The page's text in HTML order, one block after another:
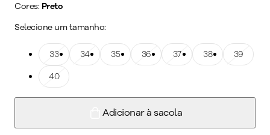
Cores: Preto
Selecione um tamanho:
Tamanho: 33
33Tamanho: 34
34Tamanho: 35
35Tamanho: 36
36Tamanho: 37
37Tamanho: 38
38Tamanho: 39
39
Tamanho: 40
40
Adicionar à sacola